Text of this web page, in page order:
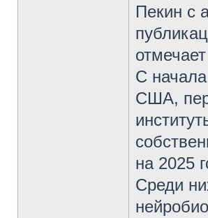
Пекин с
С
США,
на 2025
Среди